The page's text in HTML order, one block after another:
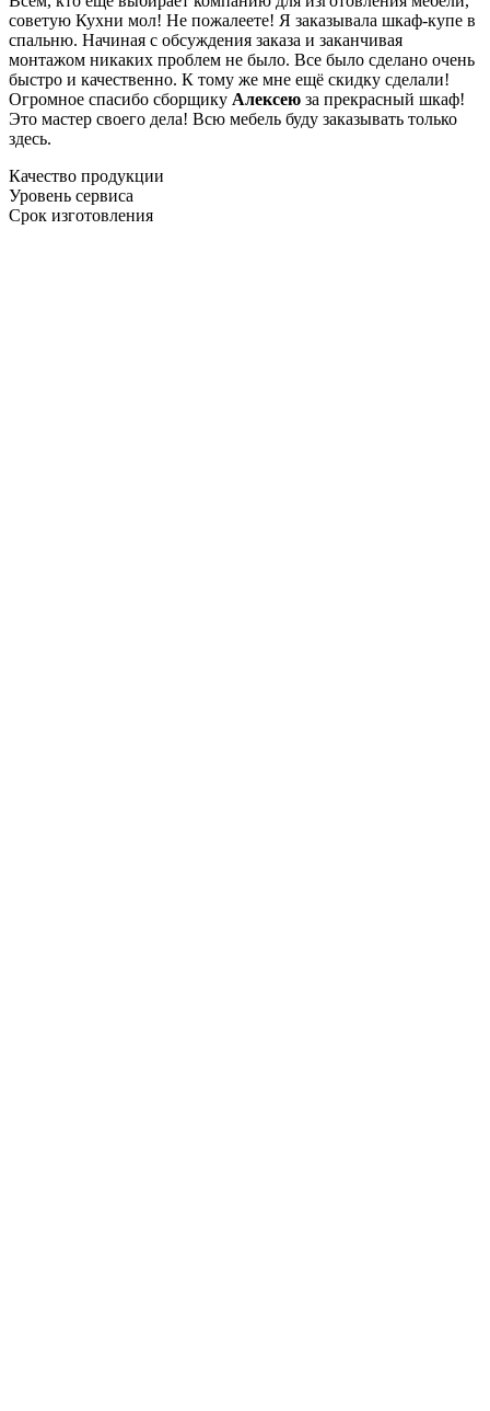
советую Кухни мол! Не пожалеете! Я заказывала шкаф-купе в
спальню. Начиная с обсуждения заказа и заканчивая
монтажом никаких проблем не было. Все было сделано очень
быстро и качественно. К тому же мне ещё скидку сделали!
Огромное спасибо сборщику Алексею за прекрасный шкаф!
Это мастер своего дела! Всю мебель буду заказывать только
здесь.
Качество продукции
Уровень сервиса
Срок изготовления